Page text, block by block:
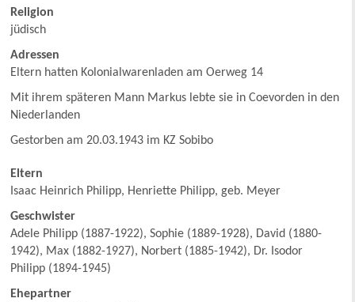
Religion
jüdisch
Adressen
Eltern hatten Kolonialwarenladen am Oerweg 14
Mit ihrem späteren Mann Markus lebte sie in Coevorden in den
Niederlanden
Gestorben am 20.03.1943 im KZ Sobibo
Eltern
Isaac Heinrich Philipp, Henriette Philipp, geb. Meyer
Geschwister
Adele Philipp (1887-1922), Sophie (1889-1928), David (1880-
1942), Max (1882-1927), Norbert (1885-1942), Dr. Isodor
Philipp (1894-1945)
Ehepartner